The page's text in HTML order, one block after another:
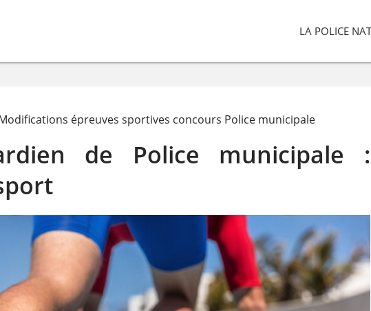
LA POLICE
épreuves sportives concours Police municipale
de Police municipale :